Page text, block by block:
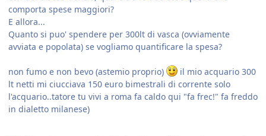
comporta spese maggiori?
E allora...
Quanto si puo' spendere per 300lt di vasca (ovviamente
avviata e popolata) se vogliamo quantificare la spesa?
non fumo e non bevo (astemio proprio)
il mio acquario 300
lt netti mi ciucciava 150 euro bimestrali di corrente solo
l'acquario..tatore tu vivi a roma fa caldo qui "fa frec!" fa freddo
in dialetto milanese)